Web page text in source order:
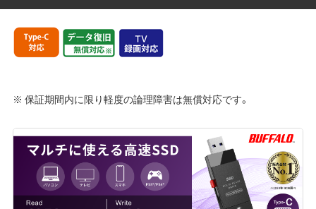
※ 保証期間内に限り軽度の論理障害は無償対応です。